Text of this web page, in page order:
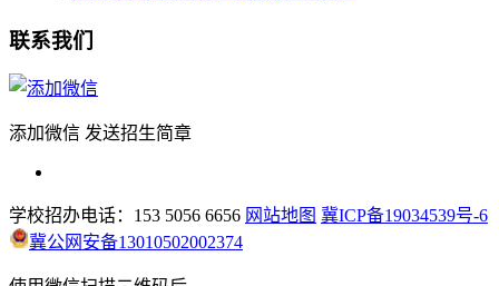
联系我们
添加微信 发送招生简章
学校招办电话：153 5056 6656 网站地图 冀ICP备19034539号-6
冀公网安备13010502002374